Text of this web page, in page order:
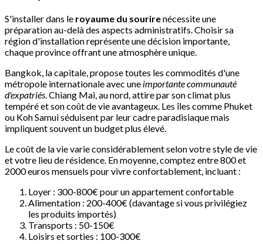
S'installer dans le royaume du sourirenécessite une
préparation au-delà des aspects administratifs. Choisir sa
région d'installation représente une décision importante,
chaque province offrant une atmosphère unique.
Bangkok, la capitale, propose toutes les commodités d'une
métropole internationale avec une importante communauté
d'expatriés. Chiang Mai, au nord, attire par son climat plus
tempéré et son coût de vie avantageux. Les îles comme Phuket
ou Koh Samui séduisent par leur cadre paradisiaque mais
impliquent souvent un budget plus élevé.
Le coût de la vie varie considérablement selon votre style de vie
et votre lieu de résidence. En moyenne, comptez entre 800 et
2000 euros mensuels pour vivre confortablement, incluant :
Loyer : 300-800€ pour un appartement confortable
Alimentation : 200-400€ (davantage si vous privilégiez
les produits importés)
Transports : 50-150€
Loisirs et sorties : 100-300€